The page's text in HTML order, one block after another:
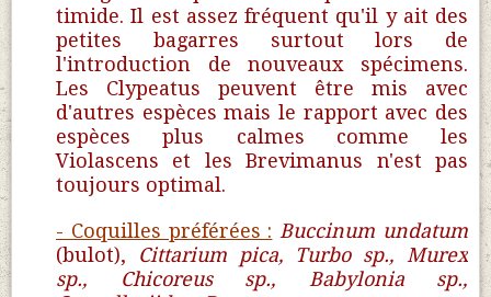
timide. Il est assez fréquent qu'il y ait des
petites bagarres surtout lors de
l'introduction de nouveaux spécimens.
Les Clypeatus peuvent être mis avec
d'autres espèces mais le rapport avec des
espèces plus calmes comme les
Violascens et les Brevimanus n'est pas
toujours optimal.
- Coquilles préférées : Buccinum undatum
(bulot), Cittarium pica, Turbo sp., Murex
sp., Chicoreus sp., Babylonia sp.,